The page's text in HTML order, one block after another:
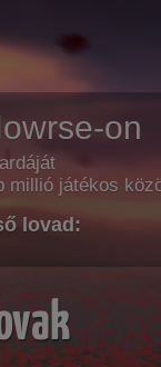
on
millió játékos
lovad: